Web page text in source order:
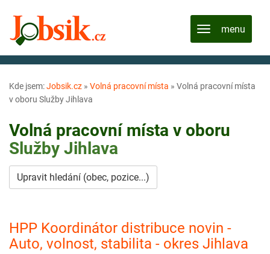
Kde jsem:Jobsik.cz » Volná pracovní místa » Volná pracovní místa
v oboru Služby Jihlava
Volná pracovní místa v oboru
Služby Jihlava
Upravit hledání (obec, pozice...)
HPP Koordinátor distribuce novin -
Auto, volnost, stabilita - okres Jihlava